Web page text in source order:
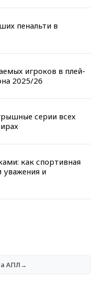
пенальти в
игроков в плей-
2025/26
серии всех
как спортивная
уважения и
АПЛ→